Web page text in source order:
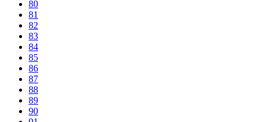
80
81
82
83
84
85
86
87
88
89
90